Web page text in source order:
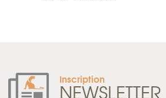
Inscription
NEWSLETTER